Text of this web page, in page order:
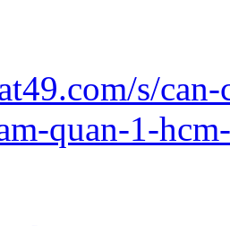
s/
quan-1-